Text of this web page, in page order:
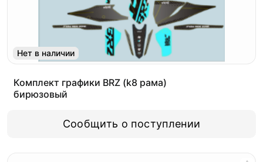
Нет в наличии
Комплект графики BRZ (k8 рама)
бирюзовый
Сообщить о поступлении